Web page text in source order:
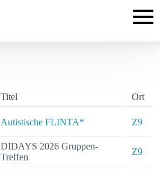
Titel
Ort
Autistische FLINTA* Z9
DIDAYS 2026 Gruppen-
Treffen
Z9